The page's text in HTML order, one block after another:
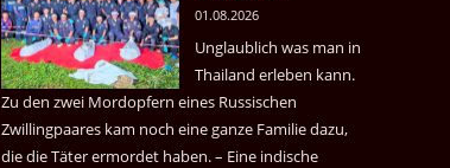
Mörder
wieder
frei
?
01.08.2026
Unglaublich was man in
Thailand erleben kann.
Zu den zwei Mordopfern eines Russischen
Zwillingpaares kam noch eine ganze Familie dazu,
die die Täter ermordet haben. – Eine indische